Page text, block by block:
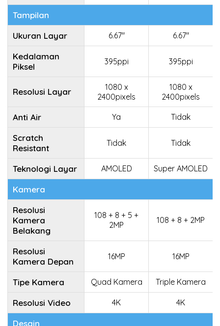
Tampilan
Ukuran Layar
6.67" 6.67"
Kedalaman
Piksel
395ppi 395ppi
Resolusi Layar
1080 x
2400pixels
1080 x
2400pixels
Anti Air Ya Tidak
Scratch
Resistant
Tidak Tidak
Teknologi Layar AMOLED Super AMOLED
Kamera
Resolusi
Kamera
Belakang
108 + 8 + 5 +
2MP
108 + 8 + 2MP
Resolusi
Kamera Depan
16MP 16MP
Tipe Kamera Quad Kamera Triple Kamera
Resolusi Video 4K 4K
Desain